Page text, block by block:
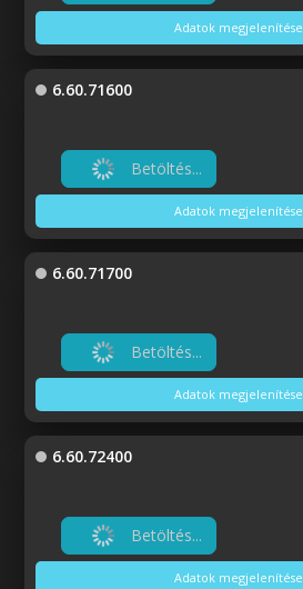
Adatok megjelenítése
6.60.71600
Betöltés...
Adatok megjelenítése
6.60.71700
Betöltés...
Adatok megjelenítése
6.60.72400
Betöltés...
Adatok megjelenítése